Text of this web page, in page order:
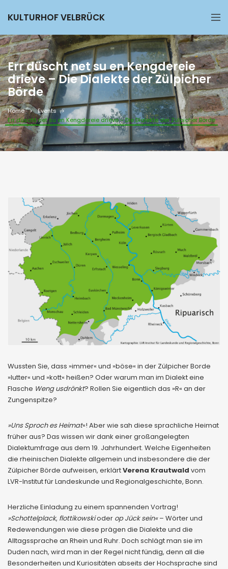
KULTURHOF VELBRÜCK
Err düscht net su en Kengdereie
drieve – Die Dialekte der Zülpicher
Börde
Home
Events
Err düscht net su en Kengdereie drieve – Die Dialekte der Zülpicher Börde
Wussten Sie, dass »immer« und »böse« in der Zülpicher Borde
»lutter« und »kott« heißen? Oder warum man im Dialekt eine
Flasche Weng usdrönkt? Rollen Sie eigentlich das »R« an der
Zungenspitze?
»Uns Sproch es Heimat«! Aber wie sah diese sprachliche Heimat
früher aus? Das wissen wir dank einer großangelegten
Dialektumfrage aus dem 19. Jahrhundert. Welche Eigenheiten
die rheinischen Dialekte allgemein und insbesondere die der
Zülpicher Börde aufweisen, erklärtVerena Krautwald vom
LVR-Institut für Landeskunde und Regionalgeschichte, Bonn.
Herzliche Einladung zu einem spannenden Vortrag!
»Schottelplack, flottikowskioder op Jück sein«– Wörter und
Redewendungen wie diese prägen die Dialekte und die
Alltagssprache an Rhein und Ruhr. Doch schlägt man sie im
Duden nach, wird man in der Regel nicht fündig, denn all die
Besonderheiten und Kuriositäten abseits der Hochsprache sind